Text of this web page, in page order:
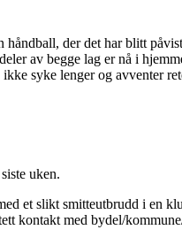
der det har blitt
av begge lag er nå i
syke lenger og avventer
uken.
et slikt smitteutbrudd i en
kontakt med bydel/